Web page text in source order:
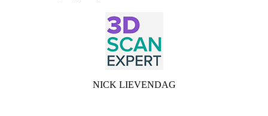
NICK LIEVENDAG